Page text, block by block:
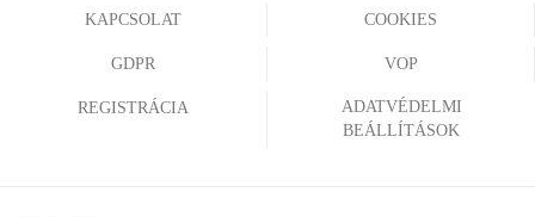
KAPCSOLAT COOKIES
GDPR VOP
REGISTRÁCIA
ADATVÉDELMI
BEÁLLÍTÁSOK